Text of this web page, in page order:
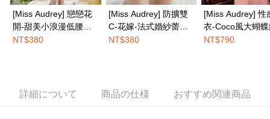
とに計算されます。AFTEEで注文すると、商品を受け取るまで支払い期限
を延長できますが、商品を期限内に受け取れない場合があります（例：予
約商品や商品到着日が比較的遅い商品）。そのため、商品到着の有無に関
わらず、AFTEEで指定された期限内にお支払いください。
2.決済金額は最低NT$20です。
配送毎にNT$100、NT$1,500以上で送料無料
宅配
[Miss Audrey] 戀戀花
開-甜美小浪漫低腰三
角內褲-夜戀花語黑
NT$380
[Miss Audrey] 防擴雙
C-花嫁-法式婚紗蕾絲
性感低腰三角內褲-優
NT$380
[Miss Audrey] 性
衣-Coco風大蝴
裙-俏皮甜蜜粉
NT$790
詳細について 商品の仕様 おすすめ関連商品